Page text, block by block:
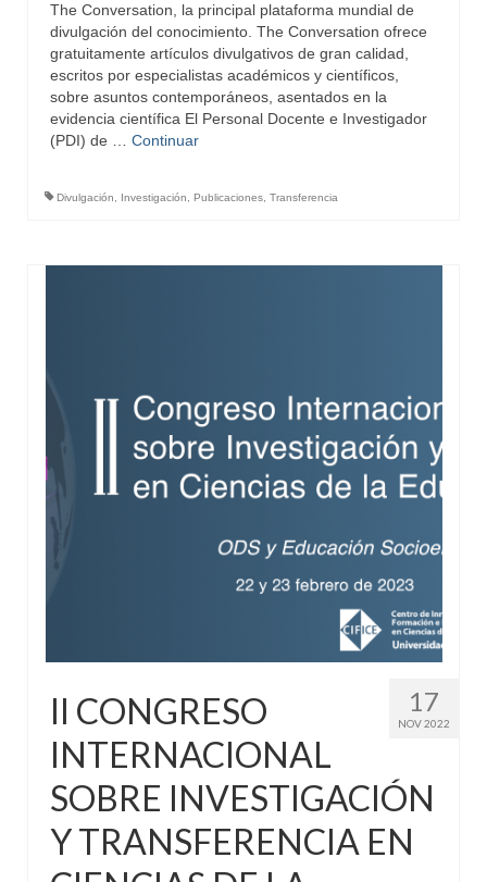
The Conversation, la principal plataforma mundial de
divulgación del conocimiento. The Conversation ofrece
gratuitamente artículos divulgativos de gran calidad,
escritos por especialistas académicos y científicos,
sobre asuntos contemporáneos, asentados en la
evidencia científica El Personal Docente e Investigador
(PDI) de … Continuar
Divulgación, Investigación, Publicaciones, Transferencia
17
NOV 2022
II CONGRESO
INTERNACIONAL
SOBRE INVESTIGACIÓN
Y TRANSFERENCIA EN